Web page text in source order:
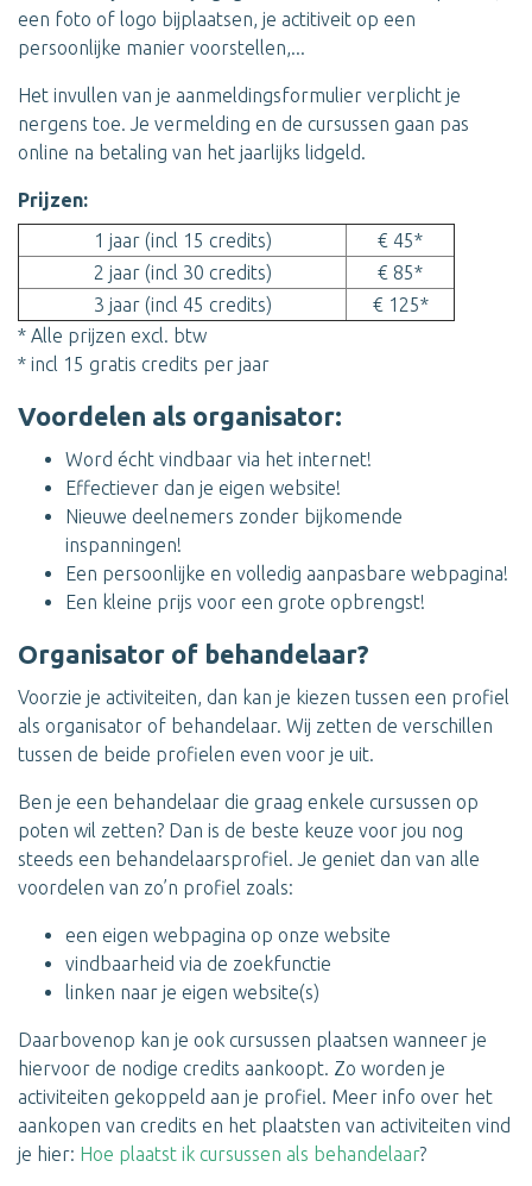
een foto of logo bijplaatsen, je actitiveit op een
persoonlijke manier voorstellen,...
Het invullen van je aanmeldingsformulier verplicht je
nergens toe. Je vermelding en de cursussen gaan pas
online na betaling van het jaarlijks lidgeld.
Prijzen:
1 jaar (incl 15 credits)
€ 45*
2 jaar (incl 30 credits)
€ 85*
3 jaar (incl 45 credits)
€ 125*
* Alle prijzen excl. btw
* incl 15 gratis credits per jaar
Voordelen als organisator:
Word écht vindbaar via het internet!
Effectiever dan je eigen website!
Nieuwe deelnemers zonder bijkomende
inspanningen!
Een persoonlijke en volledig aanpasbare webpagina!
Een kleine prijs voor een grote opbrengst!
Organisator of behandelaar?
Voorzie je activiteiten, dan kan je kiezen tussen een profiel
als organisator of behandelaar. Wij zetten de verschillen
tussen de beide profielen even voor je uit.
Ben je een behandelaar die graag enkele cursussen op
poten wil zetten? Dan is de beste keuze voor jou nog
steeds een behandelaarsprofiel. Je geniet dan van alle
voordelen van zo’n profiel zoals:
een eigen webpagina op onze website
vindbaarheid via de zoekfunctie
linken naar je eigen website(s)
Daarbovenop kan je ook cursussen plaatsen wanneer je
hiervoor de nodige credits aankoopt. Zo worden je
activiteiten gekoppeld aan je profiel. Meer info over het
aankopen van credits en het plaatsten van activiteiten vind
je hier: Hoe plaatst ik cursussen als behandelaar?